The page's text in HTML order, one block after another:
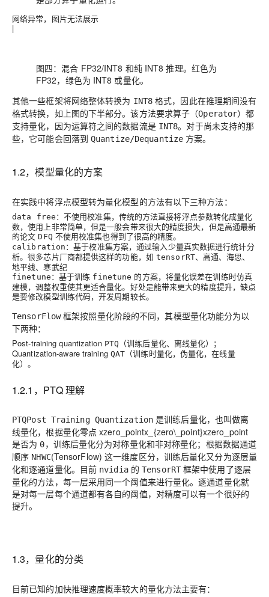
网络异常，图片无法展示
|
图四：混合 FP32/INT8 和纯 INT8 推理。红色为
FP32，绿色为 INT8 或量化。
其他一些框架将网络整体转换为 INT8格式，因此在推理期间没有
格式转换，如上图的下半部分。该方法要求算子（Operator）都
支持量化，因为运算符之间的数据流是 INT8。对于尚未支持的那
些，它可能会回落到Quantize/Dequantize 方案。
1.2，模型量化的方案
在实践中将浮点模型转为量化模型的方法有以下三种方法：
data free ：不使用校准集，传统的方法直接将浮点参数转化成量化
数，使用上非常简单，但是一般会带来很大的精度损失，但是高通最新
的论文DFQ 不使用校准集也得到了很高的精度。
calibration ：基于校准集方案，通过输入少量真实数据进行统计分
析。很多芯片厂商都提供这样的功能，如 tensorRT、高通、海思、
地平线、寒武纪
finetune ：基于训练 finetune 的方案，将量化误差在训练时仿真
建模，调整权重使其更适合量化。好处是能带来更大的精度提升，缺点
是要修改模型训练代码，开发周期较长。
TensorFlow框架按照量化阶段的不同，其模型量化功能分为以
下两种：
Post-training quantization PTQ
（训练后量化、离线量化）；
Quantization-aware training QAT （训练时量化，伪量化，在线量
化）。
1.2.1，PTQ 理解
PTQPost Training Quantization 是训练后量化，也叫做离
线量化，根据量化零点xzero_pointx_{zero\_point}xzero point
是否为 0，训练后量化分为对称量化和非对称量化；根据数据通道
顺序 NHWC(TensorFlow) 这一维度区分，训练后量化又分为逐层量
化和逐通道量化。目前 nvidia的TensorRT框架中使用了逐层
量化的方法，每一层采用同一个阈值来进行量化。逐通道量化就
是对每一层每个通道都有各自的阈值，对精度可以有一个很好的
提升。
1.3，量化的分类
目前已知的加快推理速度概率较大的量化方法主要有：